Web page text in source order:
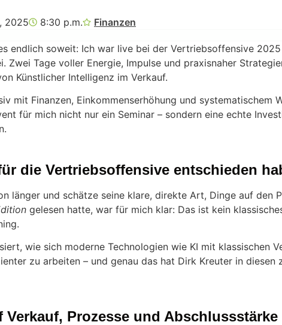
2025 8:30 p.m. Finanzen
endlich soweit: Ich war live bei der Vertriebsoffensive
Zwei Tage voller Energie, Impulse und praxisnaher
Künstlicher Intelligenz im Verkauf.
mit Finanzen, Einkommenserhöhung und systematischem
für mich nicht nur ein Seminar – sondern eine echte
die Vertriebsoffensive entschieden
länger und schätze seine klare, direkte Art, Dinge auf den
gelesen hatte, war für mich klar: Das ist kein
wie sich moderne Technologien wie KI mit klassischen
zu arbeiten – und genau das hat Dirk Kreuter in diesen
Verkauf, Prozesse und Abschlussstärke